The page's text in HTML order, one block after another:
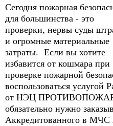
Сегодня пожарная
для большинства - это
проверки, нервы суды
и огромные материальные
затраты. Если вы хотите
избавится от кошмара при
проверке пожарной
воспользоваться услугой
от НЭЦ ПРОТИВОПОЖАР.
обязательно нужно
Аккредитованного в МЧС